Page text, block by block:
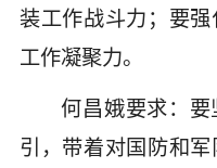
装工作战斗力；要
工作凝聚力。
何昌娥要求：
引，带着对国防和